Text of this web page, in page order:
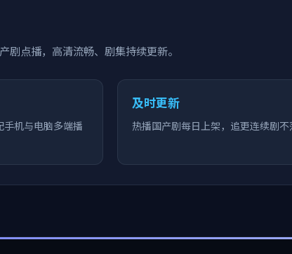
剧点播，高清流畅、剧集持续更新。
机与电脑多端播
及时更新
热播国产剧每日上架，追更连续剧不